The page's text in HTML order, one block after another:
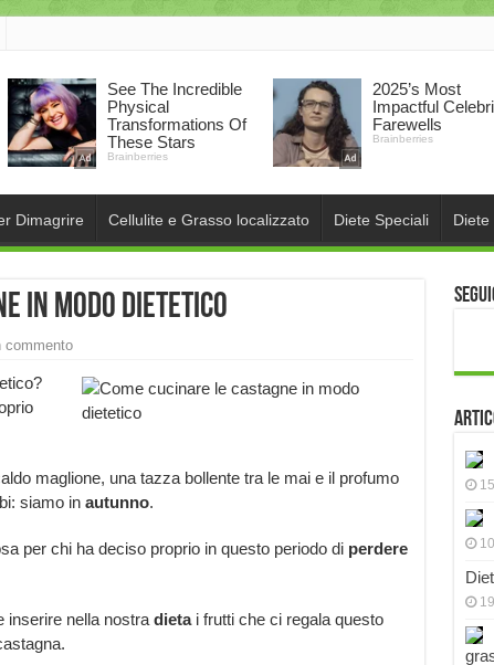
Dimagrire Cellulite e Grasso localizzato Diete Speciali Diete
in modo dietetico
commento
maglione, una tazza bollente tra le mai e il profumo
siamo in autunno.
per chi ha deciso proprio in questo periodo di perdere
inserire nella nostradieta i frutti che ci regala questo